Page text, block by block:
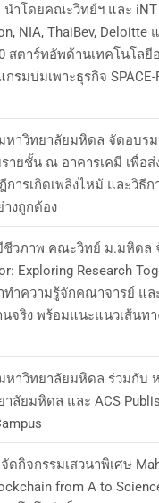
ำโดยคณะวิทย์ฯ และ
NIA, ThaiBev, Deloitte
สตาร์ทอัพด้านเทคโนโลยี
รมบ่มเพาะธุรกิจ SPACE-
หาวิทยาลัยมหิดล จัดอบร
ายชั้น ณ อาคารเคมี เพื่อส่
ารเกิดเพลิงไหม้ และวิธีก
งถูกต้อง
ชีวภาพ คณะวิทย์ ม.มหิดล
Exploring Research
ทำความรู้จักคณาจารย์ แล
จริง พร้อมแนะแนวเส้นท
หาวิทยาลัยมหิดล ร่วมกับ
ลัยมหิดล และ ACS
กิจกรรมเสวนาพิเศษ
from A to